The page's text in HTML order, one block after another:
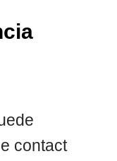
contact